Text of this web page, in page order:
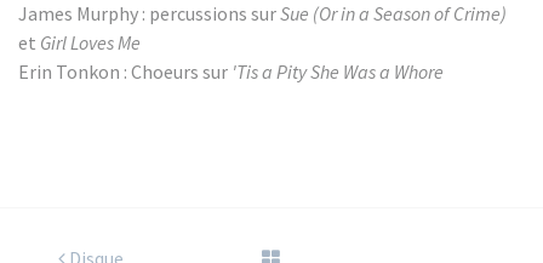
James Murphy : percussions surSue (Or in a Season of Crime)
et Girl Loves Me
Erin Tonkon : Choeurs sur 'Tis a Pity She Was a Whore
Disque